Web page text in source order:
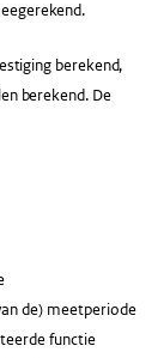
berekend,
berekend. De
de) meetperiode
functie